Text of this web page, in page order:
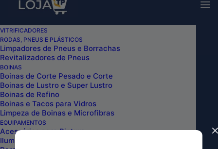
VITRIFICADORES
RODAS, PNEUS E PLÁSTICOS
Limpadores de Pneus e Borrachas
Revitalizadores de Pneus
BOINAS
Boinas de Corte Pesado e Corte
Boinas de Lustro e Super Lustro
Boinas de Refino
Boinas e Tacos para Vidros
Limpeza de Boinas e Microfibras
EQUIPAMENTOS
Acessórios para Pintura
Iluminação – Lanternas de Inspeção e Lâmpadas
Carrinho